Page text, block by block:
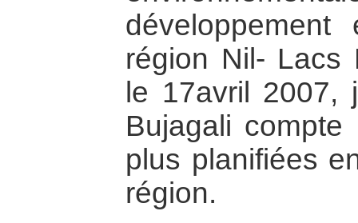
région Nil- Lacs
le 17avril
Bujagali
plus planifiées
région.